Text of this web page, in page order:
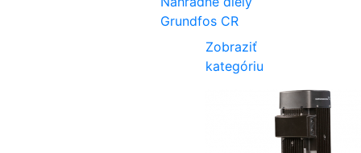
Grundfos CR
Zobraziť
kategóriu